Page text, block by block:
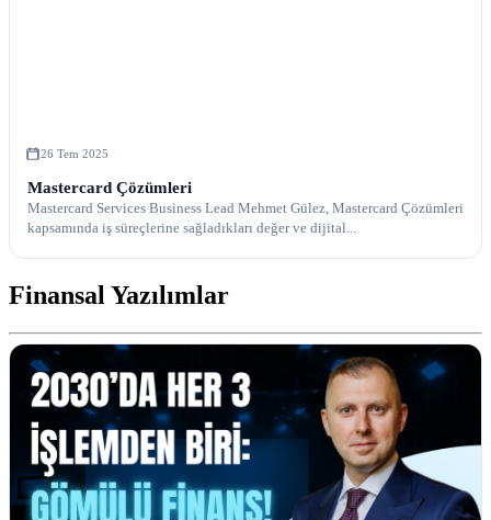
26 Tem 2025
Mastercard Çözümleri
Mastercard Services Business Lead Mehmet Gülez, Mastercard Çözümleri
kapsamında iş süreçlerine sağladıkları değer ve dijital...
Finansal Yazılımlar